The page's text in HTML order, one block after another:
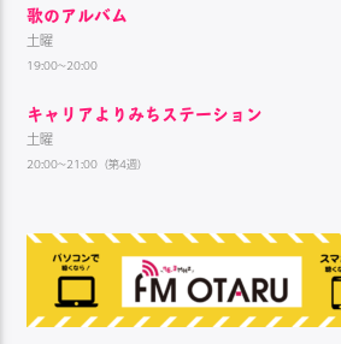
歌のアルバム
土曜
19:00~20:00
キャリアよりみちステーション
土曜
20:00~21:00（第4週）